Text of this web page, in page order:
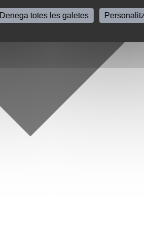
Denega totes les galetes